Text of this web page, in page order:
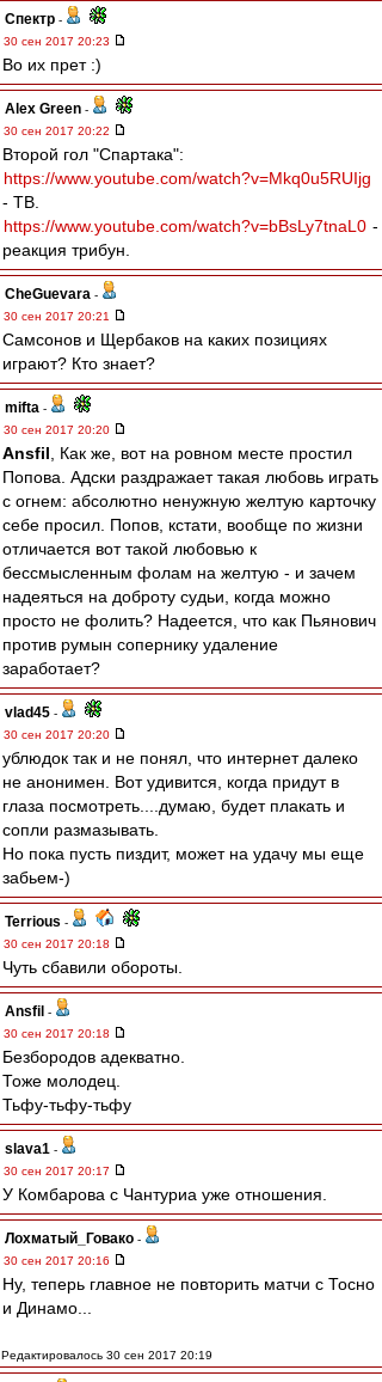
Спектр -
30 сен 2017 20:23
Во их прет :)
Alex Green -
30 сен 2017 20:22
Второй гол "Спартака":
https://www.youtube.com/watch?v=Mkq0u5RUIjg
- ТВ.
https://www.youtube.com/watch?v=bBsLy7tnaL0 -
реакция трибун.
CheGuevara -
30 сен 2017 20:21
Самсонов и Щербаков на каких позициях
играют? Кто знает?
mifta -
30 сен 2017 20:20
Ansfil , Как же, вот на ровном месте простил
Попова. Адски раздражает такая любовь играть
с огнем: абсолютно ненужную желтую карточку
себе просил. Попов, кстати, вообще по жизни
отличается вот такой любовью к
бессмысленным фолам на желтую - и зачем
надеяться на доброту судьи, когда можно
просто не фолить? Надеется, что как Пьянович
против румын сопернику удаление
заработает?
vlad45 -
30 сен 2017 20:20
ублюдок так и не понял, что интернет далеко
не анонимен. Вот удивится, когда придут в
глаза посмотреть....думаю, будет плакать и
сопли размазывать.
Но пока пусть пиздит, может на удачу мы еще
забьем-)
Terrious -
30 сен 2017 20:18
Чуть сбавили обороты.
Ansfil -
30 сен 2017 20:18
Безбородов адекватно.
Тоже молодец.
Тьфу-тьфу-тьфу
slava1 -
30 сен 2017 20:17
У Комбарова с Чантуриа уже отношения.
Лохматый_Говако -
30 сен 2017 20:16
Ну, теперь главное не повторить матчи с Тосно
и Динамо...
Редактировалось 30 сен 2017 20:19